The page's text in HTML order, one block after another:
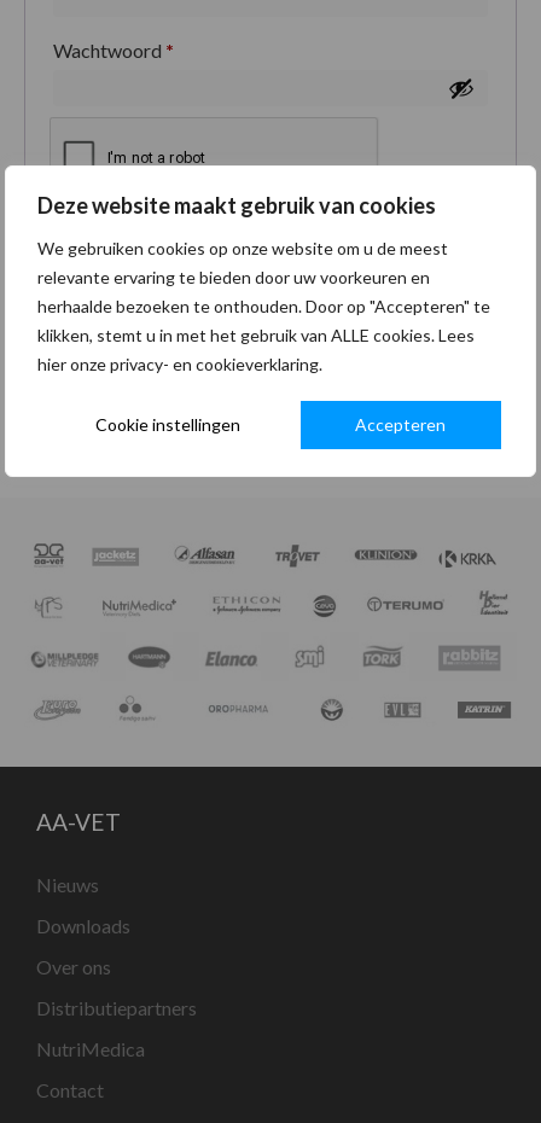
Deze website maakt gebruik van cookies
We gebruiken cookies op onze website om u de meest
relevante ervaring te bieden door uw voorkeuren en
herhaalde bezoeken te onthouden. Door op "Accepteren" te
klikken, stemt u in met het gebruik van ALLE cookies. Lees
hier onze privacy- en cookieverklaring.
Cookie instellingen Accepteren
Wachtwoord *
Je persoonlijke gegevens worden gebruikt om je
ervaring op deze site te ondersteunen, om toegang
tot je account te beheren en voor andere doeleinden
zoals omschreven in onzeprivacybeleid.
AA-VET
Nieuws
Downloads
Over ons
Distributiepartners
NutriMedica
Contact